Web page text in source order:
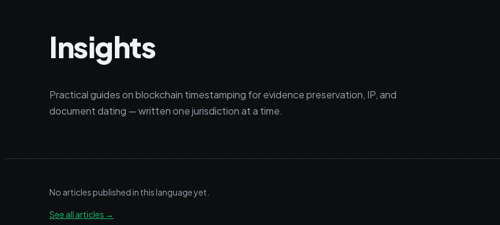
Insights
Practical guides on blockchain timestamping for evidence preservation, IP, and
document dating — written one jurisdiction at a time.
No articles published in this language yet.
See all articles →